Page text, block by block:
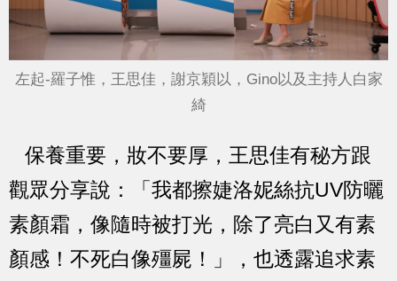
左起-羅子惟，王思佳，謝京穎以，Gino以及主持人白家
綺
保養重要，妝不要厚，王思佳有秘方跟
觀眾分享說：「我都擦婕洛妮絲抗UV防曬
素顏霜，像隨時被打光，除了亮白又有素
顏感！不死白像殭屍！」，也透露追求素